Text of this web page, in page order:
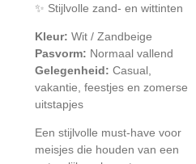
✨ Stijlvolle zand- en wittinten
Kleur: Wit / Zandbeige
Pasvorm: Normaal vallend
Gelegenheid: Casual,
vakantie, feestjes en zomerse
uitstapjes
Een stijlvolle must-have voor
meisjes die houden van een